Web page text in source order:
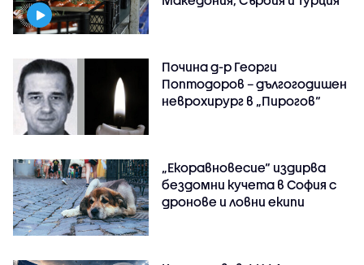
Почина д-р Георги
Поптодоров – дългогодишен
неврохирург в „Пирогов“
„Екоравновесие“ издирва
бездомни кучета в София с
дронове и ловни екипи